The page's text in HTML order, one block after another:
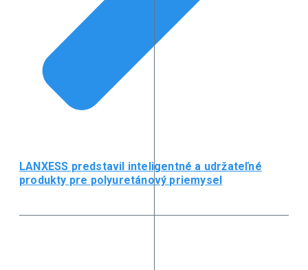
LANXESS predstavil inteligentné a udržateľné
produkty pre polyuretánový priemysel